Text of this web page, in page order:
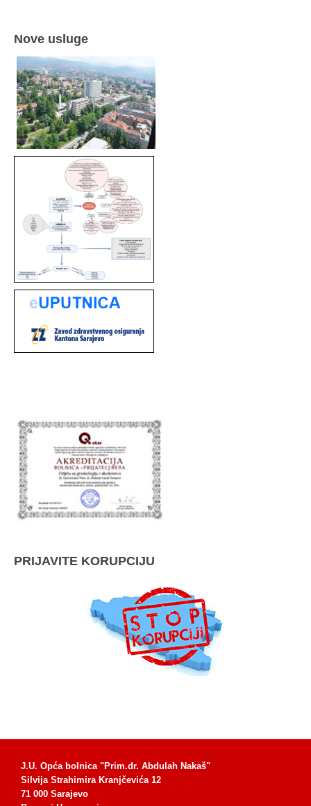
Nove usluge
PRIJAVITE KORUPCIJU
J.U. Opća bolnica "Prim.dr. Abdulah Nakaš"
Silvija Strahimira Kranjčevića 12
71 000 Sarajevo